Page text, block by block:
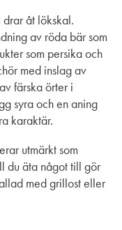
drar åt lökskal.
av röda bär som
som persika och
med inslag av
färska örter i
syra och en aning
karaktär.
utmärkt som
du äta något till gör
med grillost eller